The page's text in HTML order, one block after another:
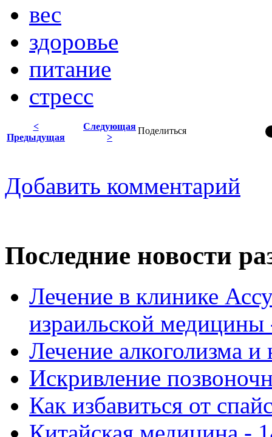
вес
здоровье
питание
стресс
Поделиться
<
Предыдущая
Следующая
>
Добавить комментарий
Последние новости
Лечение в клинике
израильской
Лечение алкоголизма
Искривление
Как избавиться от